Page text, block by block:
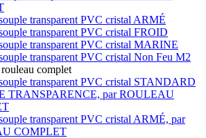
transparent PVC cristal ARMÉ
transparent PVC cristal FROID
transparent PVC cristal MARINE
transparent PVC cristal Non Feu M2
complet
transparent PVC cristal STANDARD
TRANSPARENCE, par ROULEAU
transparent PVC cristal ARMÉ, par
COMPLET